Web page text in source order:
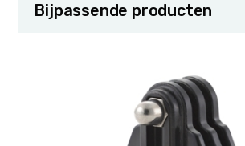
Bijpassende producten